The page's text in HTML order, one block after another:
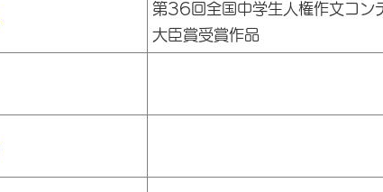
第36回全国中学生人権作文コ
大臣賞受賞作品